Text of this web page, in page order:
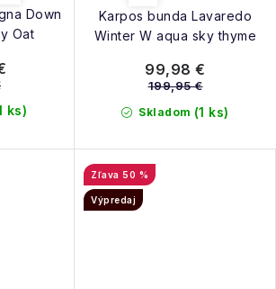
Down
Oat
ks)
Karpos bunda Lavaredo
Winter W aqua sky thyme
Skladom (1 ks)
99,98 €
199,95 €
50 %
Výpredaj